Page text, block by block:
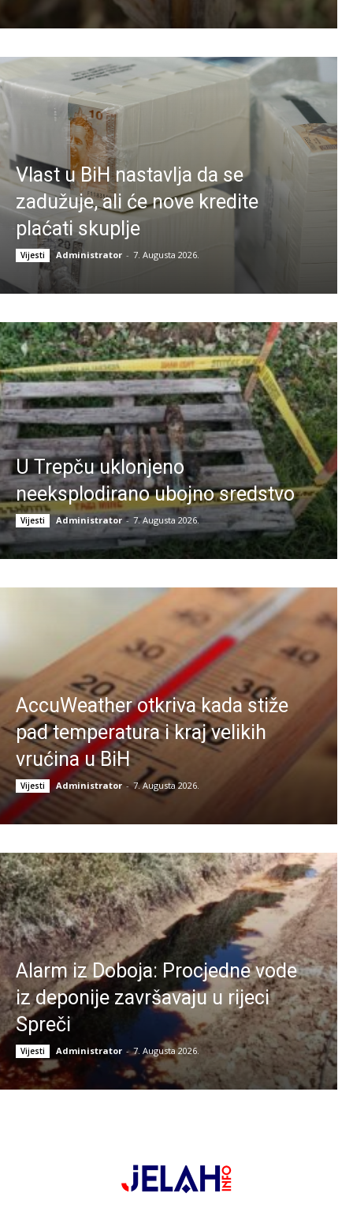
Vlast u BiH nastavlja da se
zadužuje, ali će nove kredite
plaćati skuplje
Vijesti Administrator - 7. Augusta 2026.
U Trepču uklonjeno
neeksplodirano ubojno sredstvo
Vijesti Administrator - 7. Augusta 2026.
AccuWeather otkriva kada stiže
pad temperatura i kraj velikih
vrućina u BiH
Vijesti Administrator - 7. Augusta 2026.
Alarm iz Doboja: Procjedne vode
iz deponije završavaju u rijeci
Spreči
Vijesti Administrator - 7. Augusta 2026.